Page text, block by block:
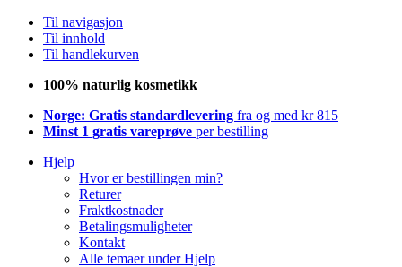
Til navigasjon
Til innhold
Til handlekurven
100% naturlig kosmetikk
Norge: Gratis standardlevering fra og med kr 815
Minst 1 gratis vareprøve per bestilling
Hjelp
Hvor er bestillingen min?
Returer
Fraktkostnader
Betalingsmuligheter
Kontakt
Alle temaer under Hjelp